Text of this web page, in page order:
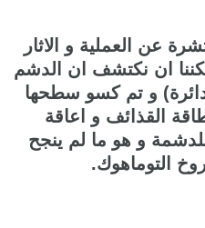
عن العملية و الاثار
ان نكتشف ان الدشم
و تم كسو سطحها
القذائف و اعاقة
و هو ما لم ينجح
التوماهوك.